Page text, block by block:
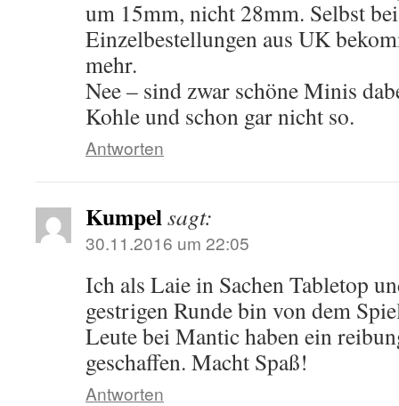
um 15mm, nicht 28mm. Selbst
Einzelbestellungen aus UK
mehr.
Nee – sind zwar schöne Minis
Kohle und schon gar nicht so.
Antworten
Kumpelsagt:
30.11.2016 um 22:05
Ich als Laie in Sachen Tabletop
gestrigen Runde bin von dem
Leute bei Mantic haben ein
geschaffen. Macht Spaß!
Antworten